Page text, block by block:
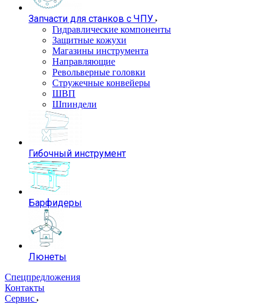
Запчасти для станков с ЧПУ
Гидравлические компоненты
Защитные кожухи
Магазины инструмента
Направляющие
Револьверные головки
Стружечные конвейеры
ШВП
Шпиндели
Гибочный инструмент
Барфидеры
Люнеты
Спецпредложения
Контакты
Сервис